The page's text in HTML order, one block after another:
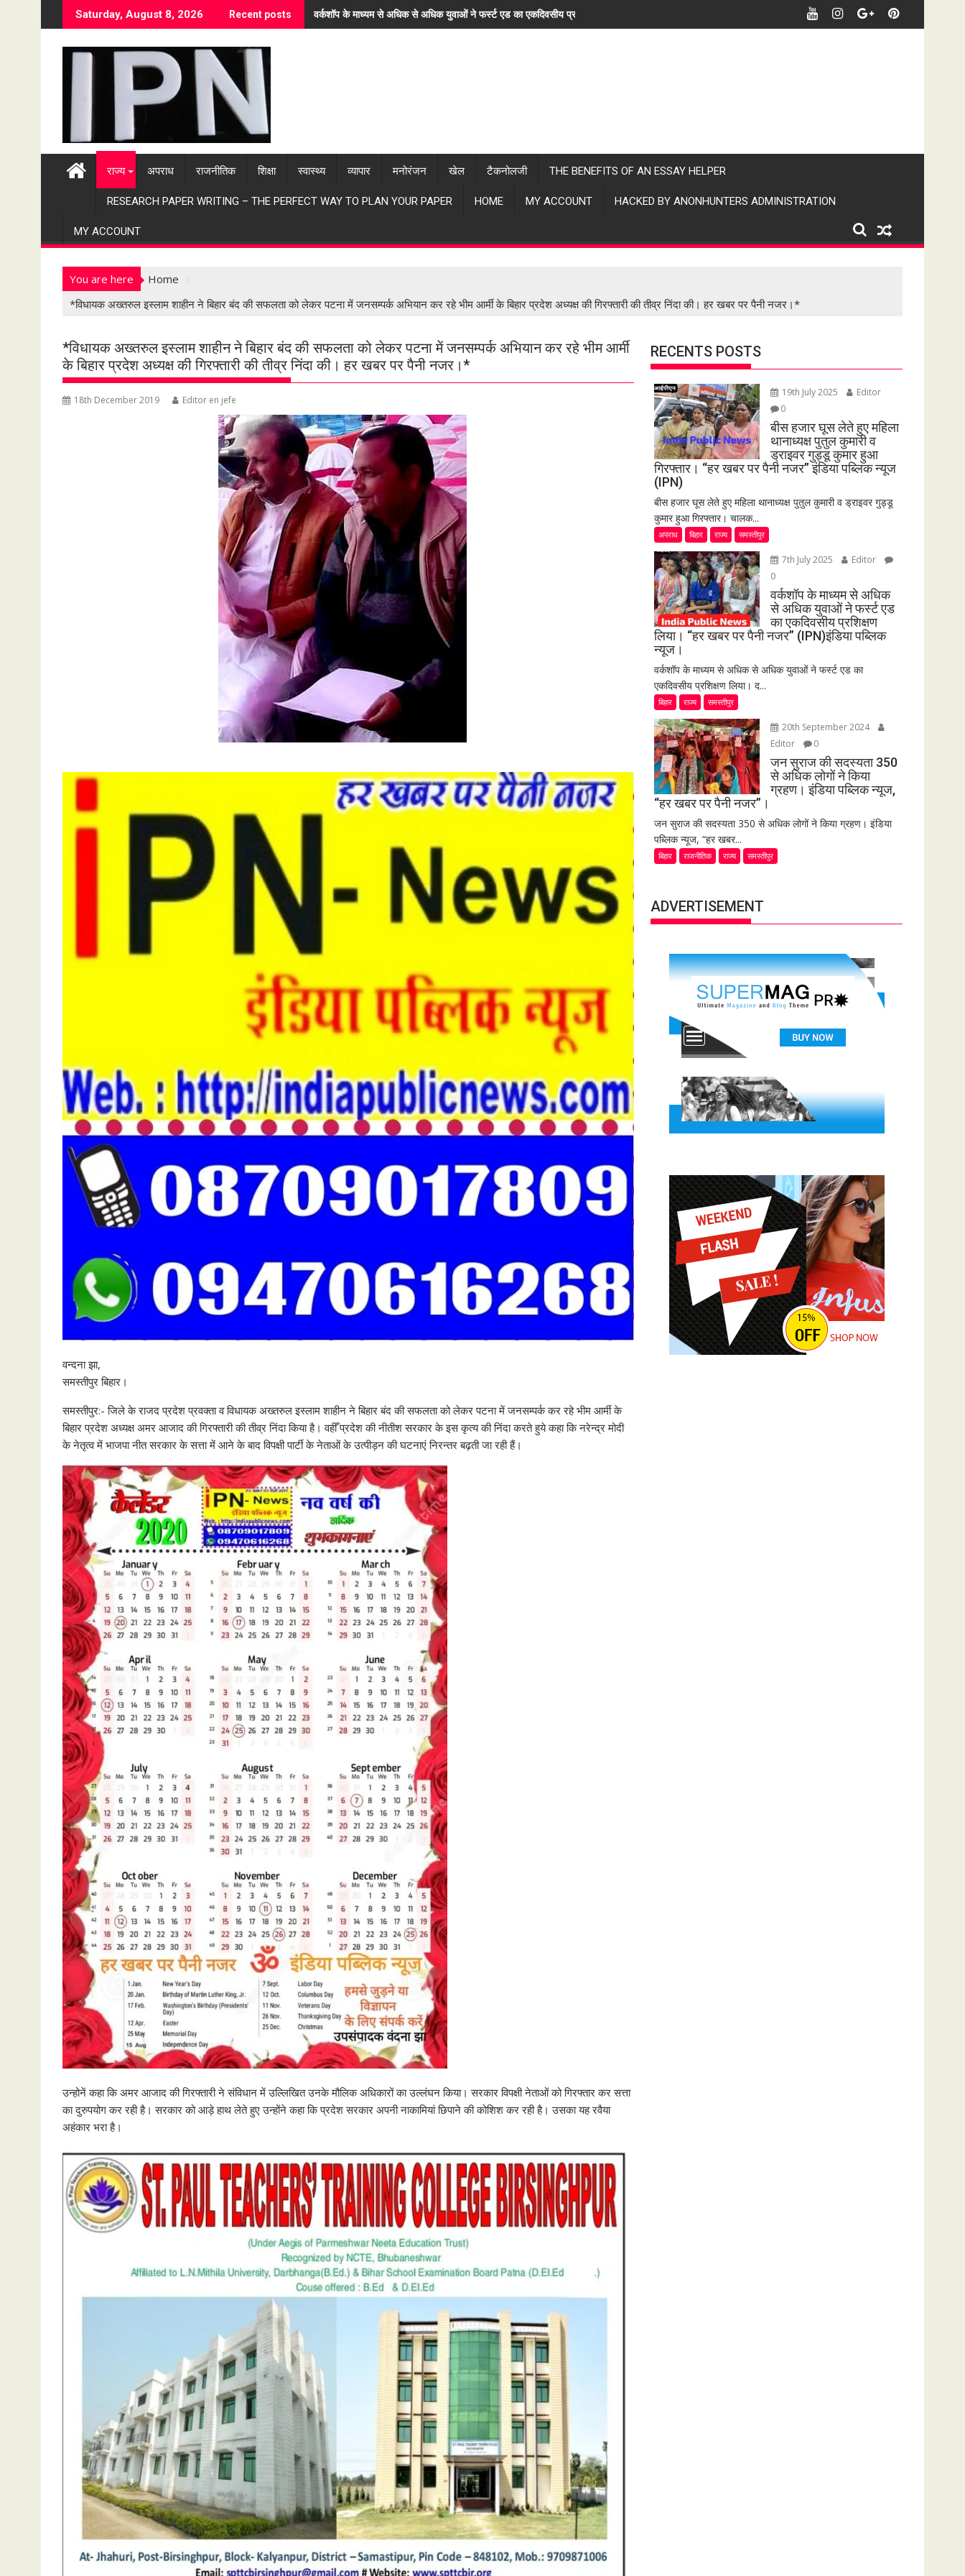
k
Saturday, August 8, 2026 Recent posts वर्कशॉप के माध्यम से अधिक से अधिक युवाओं ने फर्स्ट एड का एकदिवसीय प्रशिक्षण लिया। "हर खबर पर पैनी नजर" (IPN)इंडिया पब्लिक न्यूज।
राज्य अपराध राजनीतिक शिक्षा स्वास्थ्य व्यापार मनोरंजन खेल टैकनोलजी THE BENEFITS OF AN ESSAY HELPER
RESEARCH PAPER WRITING – THE PERFECT WAY TO PLAN YOUR PAPER HOME MY ACCOUNT HACKED BY ANONHUNTERS ADMINISTRATION
MY ACCOUNT
You are here
Home
*विधायक अख्तरुल इस्लाम शाहीन ने बिहार बंद की सफलता को लेकर पटना में जनसम्पर्क अभियान कर रहे भीम आर्मी के बिहार प्रदेश अध्यक्ष की गिरफ्तारी की तीव्र निंदा की। हर खबर पर पैनी नजर।*
*विधायक अख्तरुल इस्लाम शाहीन ने बिहार बंद की सफलता को लेकर पटना में जनसम्पर्क अभियान कर रहे भीम आर्मी
के बिहार प्रदेश अध्यक्ष की गिरफ्तारी की तीव्र निंदा की। हर खबर पर पैनी नजर।*
18th December 2019 Editor en jefe
वन्दना झा,
समस्तीपुर बिहार।
समस्तीपुर:- जिले के राजद प्रदेश प्रवक्ता व विधायक अख्तरुल इस्लाम शाहीन ने बिहार बंद की सफलता को लेकर पटना में जनसम्पर्क कर रहे भीम आर्मी के
बिहार प्रदेश अध्यक्ष अमर आजाद की गिरफ्तारी की तीव्र निंदा किया है। वहीँ प्रदेश की नीतीश सरकार के इस कृत्य की निंदा करते हुये कहा कि नरेन्द्र मोदी
के नेतृत्व में भाजपा नीत सरकार के सत्ता में आने के बाद विपक्षी पार्टी के नेताओं के उत्पीड़न की घटनाएं निरन्तर बढ़ती जा रही हैं।
उन्होनें कहा कि अमर आजाद की गिरफ्तारी ने संविधान में उल्लिखित उनके मौलिक अधिकारों का उल्लंघन किया। सरकार विपक्षी नेताओं को गिरफ्तार कर सत्ता
का दुरुपयोग कर रही है। सरकार को आड़े हाथ लेते हुए उन्होंने कहा कि प्रदेश सरकार अपनी नाकामियां छिपाने की कोशिश कर रही है। उसका यह रवैया
अहंकार भरा है।
RECENTS POSTS
19th July 2025
Editor
0
बीस हजार घूस लेते हुए महिला
थानाध्यक्ष पुतुल कुमारी व
ड्राइवर गुड्डू कुमार हुआ
गिरफ्तार। “हर खबर पर पैनी नजर” इंडिया पब्लिक न्यूज
(IPN)
बीस हजार घूस लेते हुए महिला थानाध्यक्ष पुतुल कुमारी व ड्राइवर गुड्डू
कुमार हुआ गिरफ्तार। चालक...
अपराध बिहार राज्य समस्तीपुर
7th July 2025
Editor
0
वर्कशॉप के माध्यम से अधिक
से अधिक युवाओं ने फर्स्ट एड
का एकदिवसीय प्रशिक्षण
लिया। “हर खबर पर पैनी नजर” (IPN)इंडिया पब्लिक
न्यूज।
वर्कशॉप के माध्यम से अधिक से अधिक युवाओं ने फर्स्ट एड का
एकदिवसीय प्रशिक्षण लिया। द...
बिहार राज्य समस्तीपुर
20th September 2024
Editor
0
जन सुराज की सदस्यता 350
से अधिक लोगों ने किया
ग्रहण। इंडिया पब्लिक न्यूज,
“हर खबर पर पैनी नजर”।
जन सुराज की सदस्यता 350 से अधिक लोगों ने किया ग्रहण। इंडिया
पब्लिक न्यूज, “हर खबर...
बिहार राजनीतिक राज्य समस्तीपुर
ADVERTISEMENT